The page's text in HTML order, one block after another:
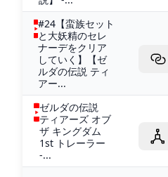
#24【蛮族セット
と大妖精のセレ
ナーデをクリア
していく】【ゼ
ルダの伝説 ティ
アー...
ゼルダの伝説
ティアーズ オブ
ザ キングダム
1st トレーラー
-...